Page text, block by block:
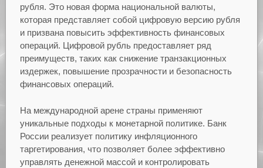
рубля. Это новая форма национальной валюты,
которая представляет собой цифровую версию рубля
и призвана повысить эффективность финансовых
операций. Цифровой рубль предоставляет ряд
преимуществ, таких как снижение транзакционных
издержек, повышение прозрачности и безопасность
финансовых операций.
На международной арене страны применяют
уникальные подходы к монетарной политике. Банк
России реализует политику инфляционного
таргетирования, что позволяет более эффективно
управлять денежной массой и контролировать